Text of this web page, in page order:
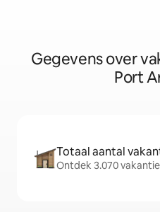
Gegevens over
Port
Totaal aantal
Ontdek 3.070